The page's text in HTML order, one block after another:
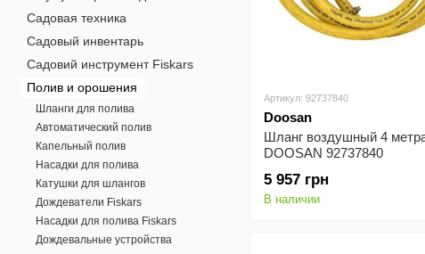
Артикул: 92737840
Doosan
Шланг воздушный 4
DOOSAN 92737840
5 957 грн
В наличии
Садовая техника
Садовый инвентарь
Садовий инструмент Fiskars
Полив и орошения
Шланги для полива
Автоматический полив
Капельный полив
Насадки для полива
Катушки для шлангов
Дождеватели Fiskars
Насадки для полива Fiskars
Дождевальные устройства